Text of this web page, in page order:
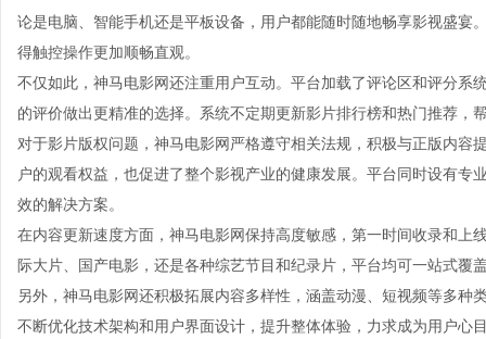
论是电脑、智能手机还是平板设备，用户都能随时随地畅享影视盛宴
得触控操作更加顺畅直观。
不仅如此，神马电影网还注重用户互动。平台加载了评论区和评分系
的评价做出更精准的选择。系统不定期更新影片排行榜和热门推荐，
对于影片版权问题，神马电影网严格遵守相关法规，积极与正版内
户的观看权益，也促进了整个影视产业的健康发展。平台同时设有
效的解决方案。
在内容更新速度方面，神马电影网保持高度敏感，第一时间收录和上
际大片、国产电影，还是各种综艺节目和纪录片，平台均可一站式覆
另外，神马电影网还积极拓展内容多样性，涵盖动漫、短视频等多
不断优化技术架构和用户界面设计，提升整体体验，力求成为用户心